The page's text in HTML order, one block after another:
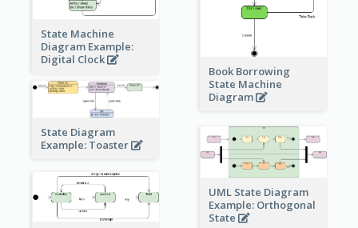
State Machine
Diagram Example:
Digital Clock
Book Borrowing
State Machine
Diagram
State Diagram
Example: Toaster
UML State Diagram
Example: Orthogonal
State